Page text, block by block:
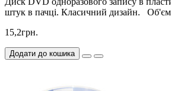
штук в пачці. Класичний дизайн.
15,2грн.
Додати до кошика